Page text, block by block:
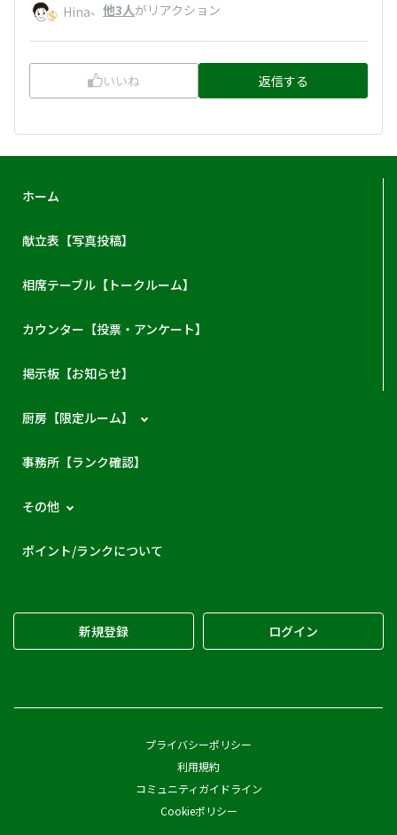
Hina、 他3人がリアクション
いいね 返信する
ホーム
献立表【写真投稿】
相席テーブル【トークルーム】
カウンター【投票・アンケート】
掲示板【お知らせ】
厨房【限定ルーム】
事務所【ランク確認】
その他
ポイント/ランクについて
新規登録 ログイン
プライバシーポリシー
利用規約
コミュニティガイドライン
Cookieポリシー